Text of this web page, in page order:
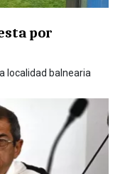
por
localidad balnearia